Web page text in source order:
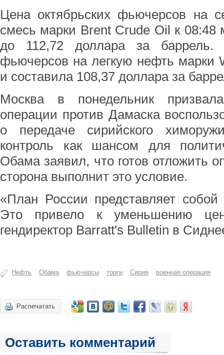
Цена октябрьских фьючерсов на
смесь марки Brent Crude Oil к 08:48
до 112,72 доллара за баррель.
фьючерсов на легкую нефть марки
и составила 108,37 доллара за
Москва в понедельник
операции против Дамаска
о передаче сирийского
контроль как шансом для
Обама заявил, что готов отложить
сторона выполнит это условие.
«План России представляет
Это привело к уменьшению
гендиректор Barratt's Bulletin в
Нефть Обама фьючерсы торги Сирия военная операция
Распечатать
Оставить комментарий